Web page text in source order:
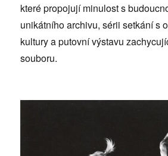
které propojují minulost s
unikátního archivu, sérii setkání s
kultury a putovní výstavu
souboru.